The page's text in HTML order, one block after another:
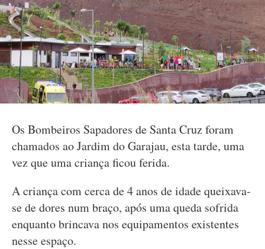
Os Bombeiros Sapadores de Santa Cruz foram
chamados ao Jardim do Garajau, esta tarde, uma
vez que uma criança ficou ferida.
A criança com cerca de 4 anos de idade queixava-
se de dores num braço, após uma queda sofrida
enquanto brincava nos equipamentos existentes
nesse espaço.